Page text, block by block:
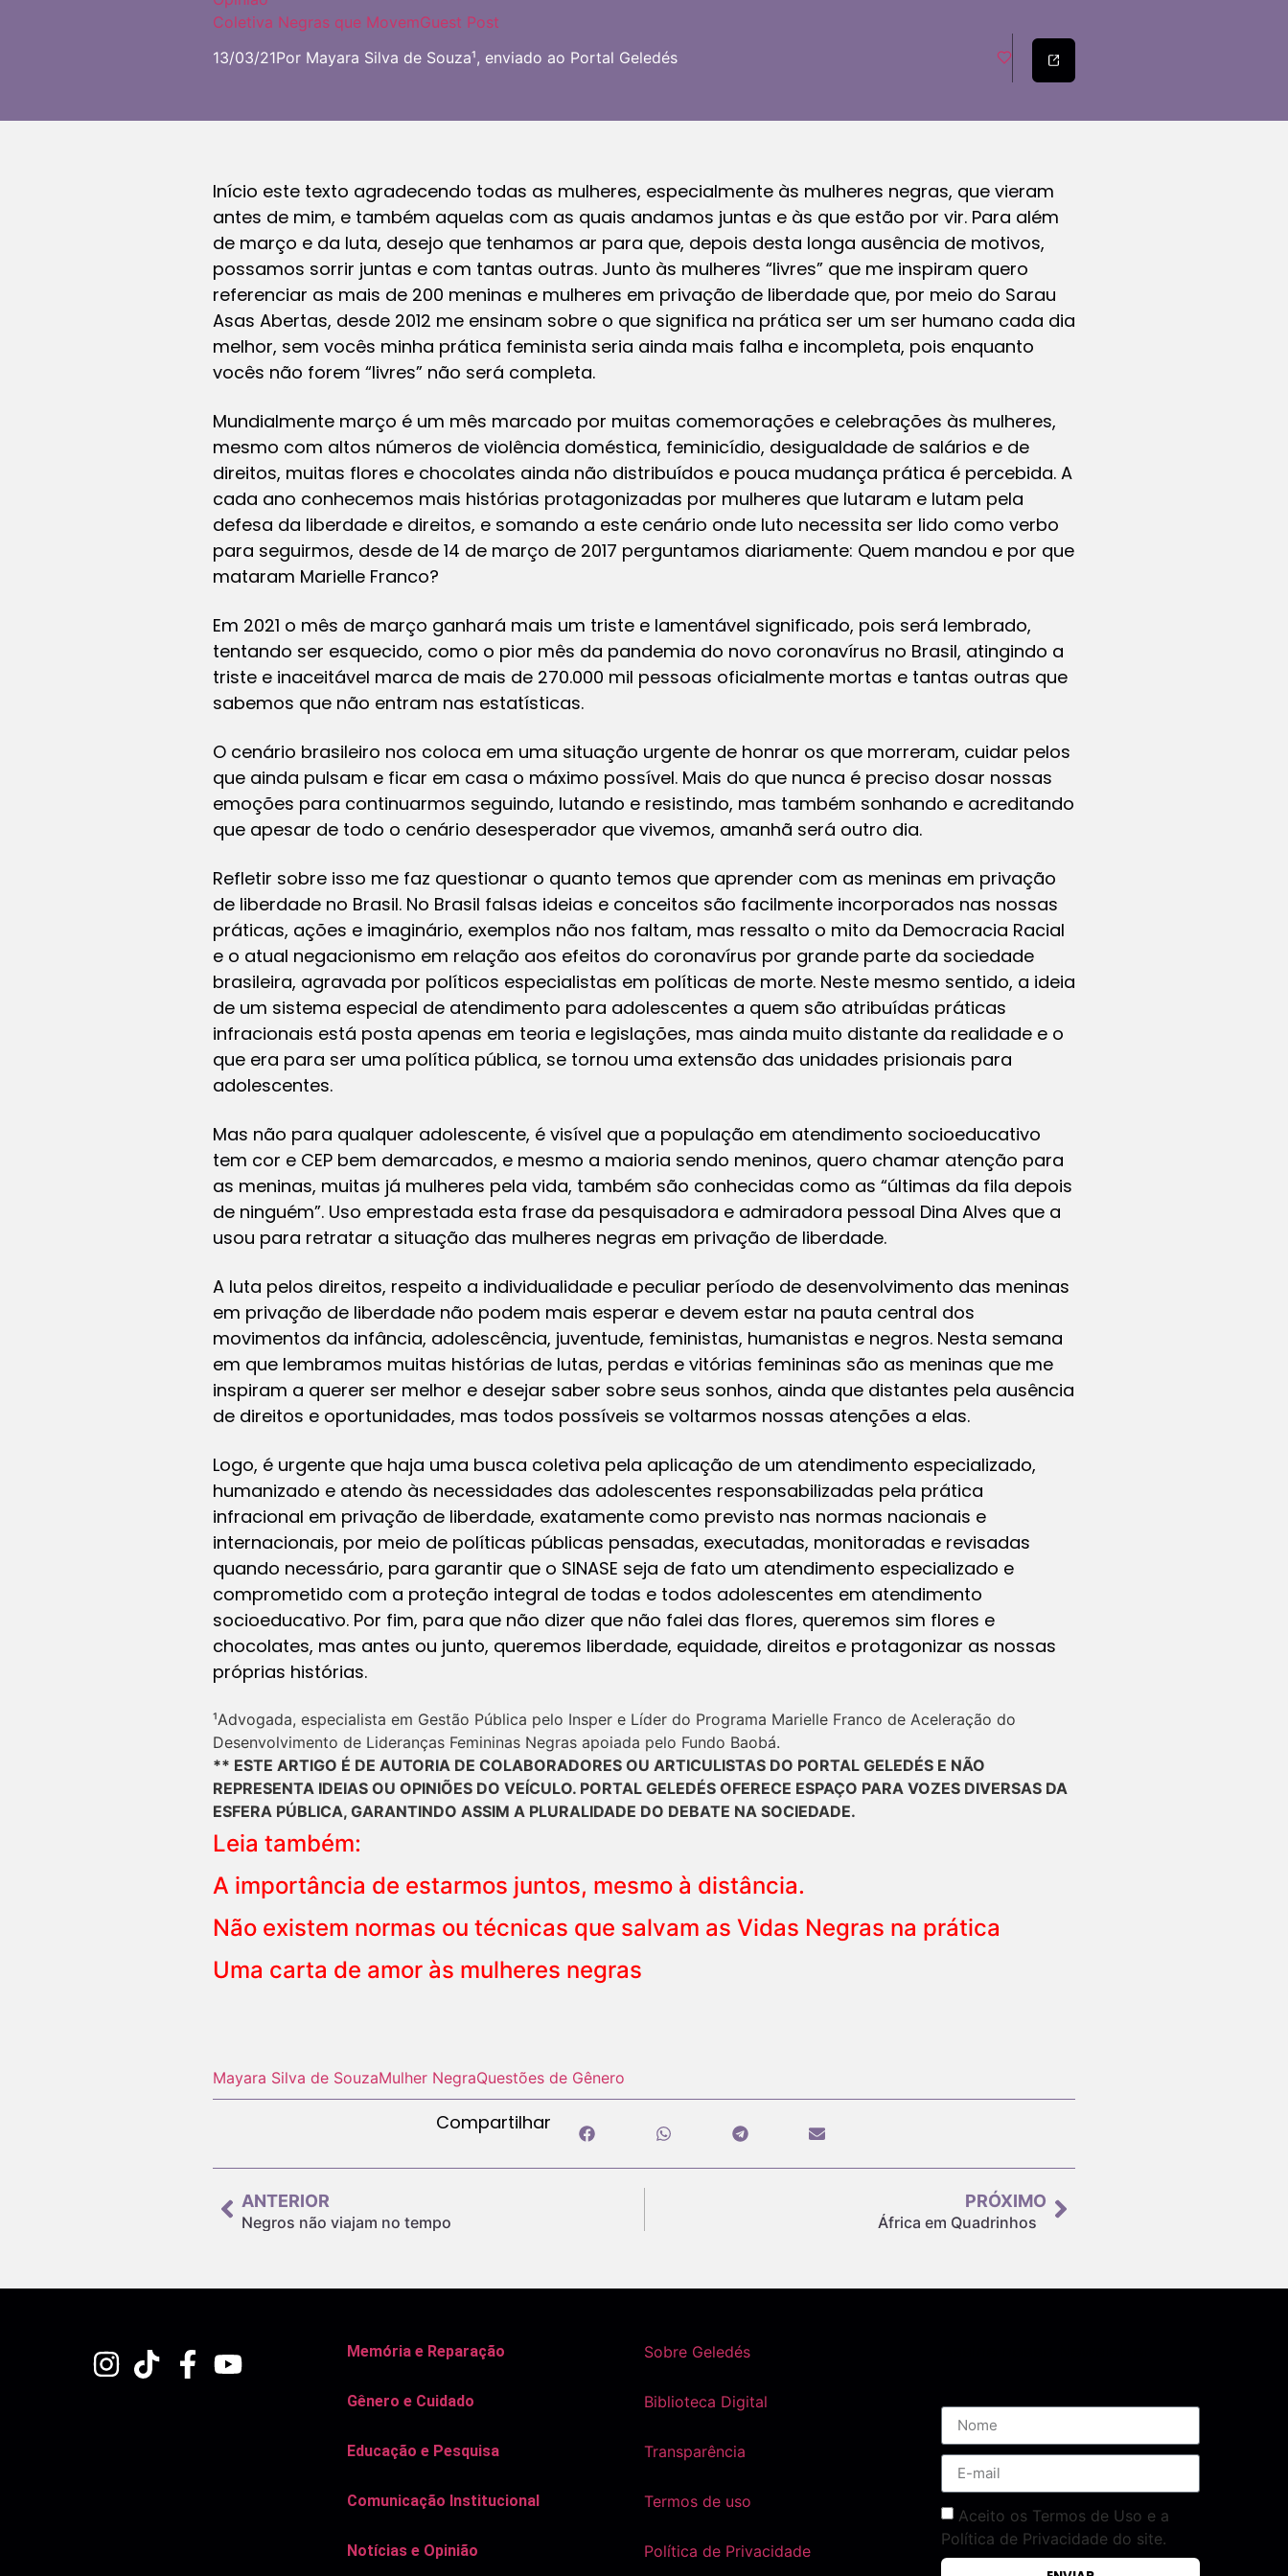
Coletiva Negras que MovemGuest Post
13/03/21Por Mayara Silva de Souza¹, enviado ao Portal Geledés
Início este texto agradecendo todas as mulheres, especialmente às mulheres negras, que vieram
antes de mim, e também aquelas com as quais andamos juntas e às que estão por vir. Para além
de março e da luta, desejo que tenhamos ar para que, depois desta longa ausência de motivos,
possamos sorrir juntas e com tantas outras. Junto às mulheres “livres” que me inspiram quero
referenciar as mais de 200 meninas e mulheres em privação de liberdade que, por meio do Sarau
Asas Abertas, desde 2012 me ensinam sobre o que significa na prática ser um ser humano cada dia
melhor, sem vocês minha prática feminista seria ainda mais falha e incompleta, pois enquanto
vocês não forem “livres” não será completa.
Mundialmente março é um mês marcado por muitas comemorações e celebrações às mulheres,
mesmo com altos números de violência doméstica, feminicídio, desigualdade de salários e de
direitos, muitas flores e chocolates ainda não distribuídos e pouca mudança prática é percebida. A
cada ano conhecemos mais histórias protagonizadas por mulheres que lutaram e lutam pela
defesa da liberdade e direitos, e somando a este cenário onde luto necessita ser lido como verbo
para seguirmos, desde de 14 de março de 2017 perguntamos diariamente: Quem mandou e por que
mataram Marielle Franco?
Em 2021 o mês de março ganhará mais um triste e lamentável significado, pois será lembrado,
tentando ser esquecido, como o pior mês da pandemia do novo coronavírus no Brasil, atingindo a
triste e inaceitável marca de mais de 270.000 mil pessoas oficialmente mortas e tantas outras que
sabemos que não entram nas estatísticas.
O cenário brasileiro nos coloca em uma situação urgente de honrar os que morreram, cuidar pelos
que ainda pulsam e ficar em casa o máximo possível. Mais do que nunca é preciso dosar nossas
emoções para continuarmos seguindo, lutando e resistindo, mas também sonhando e acreditando
que apesar de todo o cenário desesperador que vivemos, amanhã será outro dia.
Refletir sobre isso me faz questionar o quanto temos que aprender com as meninas em privação
de liberdade no Brasil. No Brasil falsas ideias e conceitos são facilmente incorporados nas nossas
práticas, ações e imaginário, exemplos não nos faltam, mas ressalto o mito da Democracia Racial
e o atual negacionismo em relação aos efeitos do coronavírus por grande parte da sociedade
brasileira, agravada por políticos especialistas em políticas de morte. Neste mesmo sentido, a ideia
de um sistema especial de atendimento para adolescentes a quem são atribuídas práticas
infracionais está posta apenas em teoria e legislações, mas ainda muito distante da realidade e o
que era para ser uma política pública, se tornou uma extensão das unidades prisionais para
adolescentes.
Mas não para qualquer adolescente, é visível que a população em atendimento socioeducativo
tem cor e CEP bem demarcados, e mesmo a maioria sendo meninos, quero chamar atenção para
as meninas, muitas já mulheres pela vida, também são conhecidas como as “últimas da fila depois
de ninguém”. Uso emprestada esta frase da pesquisadora e admiradora pessoal Dina Alves que a
usou para retratar a situação das mulheres negras em privação de liberdade.
A luta pelos direitos, respeito a individualidade e peculiar período de desenvolvimento das meninas
em privação de liberdade não podem mais esperar e devem estar na pauta central dos
movimentos da infância, adolescência, juventude, feministas, humanistas e negros. Nesta semana
em que lembramos muitas histórias de lutas, perdas e vitórias femininas são as meninas que me
inspiram a querer ser melhor e desejar saber sobre seus sonhos, ainda que distantes pela ausência
de direitos e oportunidades, mas todos possíveis se voltarmos nossas atenções a elas.
Logo, é urgente que haja uma busca coletiva pela aplicação de um atendimento especializado,
humanizado e atendo às necessidades das adolescentes responsabilizadas pela prática
infracional em privação de liberdade, exatamente como previsto nas normas nacionais e
internacionais, por meio de políticas públicas pensadas, executadas, monitoradas e revisadas
quando necessário, para garantir que o SINASE seja de fato um atendimento especializado e
comprometido com a proteção integral de todas e todos adolescentes em atendimento
socioeducativo. Por fim, para que não dizer que não falei das flores, queremos sim flores e
chocolates, mas antes ou junto, queremos liberdade, equidade, direitos e protagonizar as nossas
próprias histórias.
¹Advogada, especialista em Gestão Pública pelo Insper e Líder do Programa Marielle Franco de Aceleração do
Desenvolvimento de Lideranças Femininas Negras apoiada pelo Fundo Baobá.
** ESTE ARTIGO É DE AUTORIA DE COLABORADORES OU ARTICULISTAS DO PORTAL GELEDÉS E NÃO
REPRESENTA IDEIAS OU OPINIÕES DO VEÍCULO. PORTAL GELEDÉS OFERECE ESPAÇO PARA VOZES DIVERSAS DA
ESFERA PÚBLICA, GARANTINDO ASSIM A PLURALIDADE DO DEBATE NA SOCIEDADE.
Leia também:
A importância de estarmos juntos, mesmo à distância.
Não existem normas ou técnicas que salvam as Vidas Negras na prática
Uma carta de amor às mulheres negras
Mayara Silva de SouzaMulher NegraQuestões de Gênero
Compartilhar
ANTERIOR
Negros não viajam no tempo
PRÓXIMO
África em Quadrinhos
Memória e Reparação
Gênero e Cuidado
Educação e Pesquisa
Comunicação Institucional
Notícias e Opinião
Sobre Geledés
Biblioteca Digital
Transparência
Termos de uso
Política de Privacidade
Aceito os Termos de Uso e a
Política de Privacidade do site.